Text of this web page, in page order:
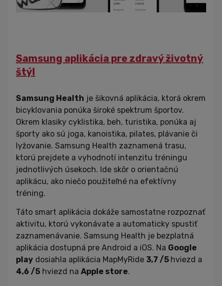
Samsung aplikácia pre zdravý životný
štýl
Samsung Health je šikovná aplikácia, ktorá okrem
bicyklovania ponúka široké spektrum športov.
Okrem klasiky cyklistika, beh, turistika, ponúka aj
športy ako sú joga, kanoistika, pilates, plávanie či
lyžovanie. Samsung Health zaznamená trasu,
ktorú prejdete a vyhodnotí intenzitu tréningu
jednotlivých úsekoch. Ide skôr o orientačnú
aplikácu, ako niečo použiteľné na efektívny
tréning.
Táto smart aplikácia dokáže samostatne rozpoznať
aktivitu, ktorú vykonávate a automaticky spustiť
zaznamenávanie. Samsung Health je bezplatná
aplikácia dostupná pre Android a iOS. Na Google
play dosiahla aplikácia MapMyRide 3,7 /5 hviezd a
4,6 /5 hviezd na Apple store.